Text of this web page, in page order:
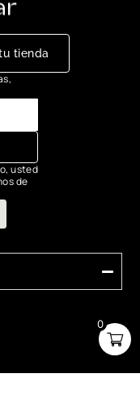
0
tienda
usted
de